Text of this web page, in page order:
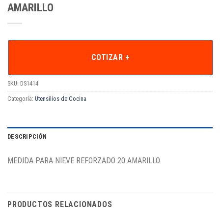
AMARILLO
COTIZAR +
SKU: DS1414
Categoría: Utensilios de Cocina
DESCRIPCIÓN
MEDIDA PARA NIEVE REFORZADO 20 AMARILLO
PRODUCTOS RELACIONADOS